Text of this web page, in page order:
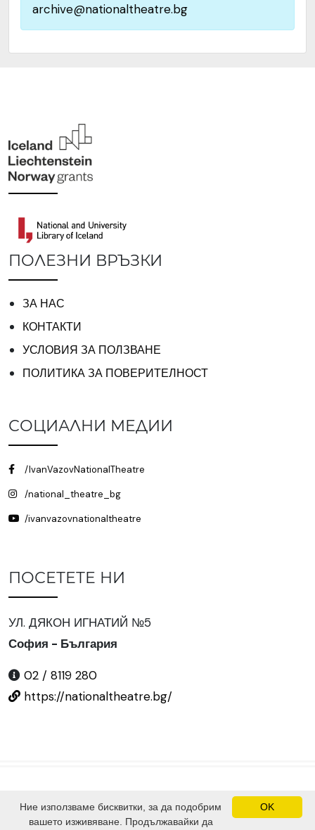
archive@nationaltheatre.bg
ПОЛЕЗНИ ВРЪЗКИ
ЗА НАС
КОНТАКТИ
УСЛОВИЯ ЗА ПОЛЗВАНЕ
ПОЛИТИКА ЗА ПОВЕРИТЕЛНОСТ
СОЦИАЛНИ МЕДИИ
/IvanVazovNationalTheatre
/national_theatre_bg
/ivanvazovnationaltheatre
ПОСЕТЕТЕ НИ
УЛ. ДЯКОН ИГНАТИЙ №5
София - България
02 / 8119 280
https://nationaltheatre.bg/
2024 Всички права запазени.
Сайтът е изграден отSV Software Solutions Ltd.
OK
Ние използваме бисквитки, за да подобрим
вашето изживяване. Продължавайки да